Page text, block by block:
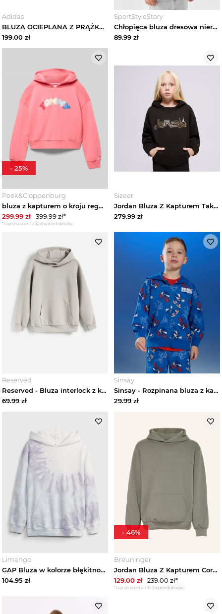
Adidas
BLUZA OCIEPLANA Z PRĄŻKOWANEGO MATERIAŁU O LUŹNYM KROJU Z KAPTUREM I SUWAKIEM Adidas Magic Mauve
199.00 zł
SportStyleStory
Chłopięca bluza dresowa nierozpinana z kapturem 4F 4FJWMM00TSWSM1860 - szara
89.99 zł
Peek&Cloppenburg
bluza z kapturem o kroju regular fit z mieszanki bawełny Tommy Hilfiger Mocnoróżowy
299.99 zł 399.99zł*
*najniższa cena z 30 dni przed obniżką
-25%
Sizeer
Jordan Bluza Z Kapturem Take Flight Snap Girl czarny
279.99 zł
Reserved
Reserved - Bluza interlock z kapturem - jasnoszary
69.99 zł
Sinsay
Sinsay - Rozpinana bluza z kapturem Sonic the Hedgehog - niebieski
29.99 zł
Limango
GAP Bluza w kolorze błękitno-lawendowo-białym rozmiar: 128
104.95 zł
Breuninger
Jordan Bluza Z Kapturem Core Sport gruen OLIWKOWY
129.00 zł 239.00zł*
*najniższa cena z 30 dni przed obniżką
- 46%